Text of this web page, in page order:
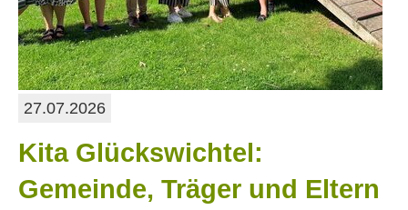
27.07.2026
Kita Glückswichtel:
Gemeinde, Träger und Eltern